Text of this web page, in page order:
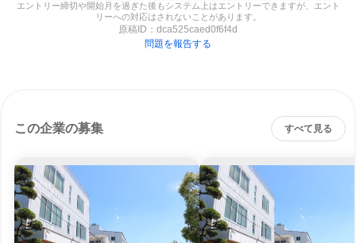
エントリー締切や開始月を過ぎた後もシステム上はエントリーできますが、エント
リーへの対応はされないことがあります。
原稿ID： dca525caed0f6f4d
問題を報告する
この企業の募集 すべて見る